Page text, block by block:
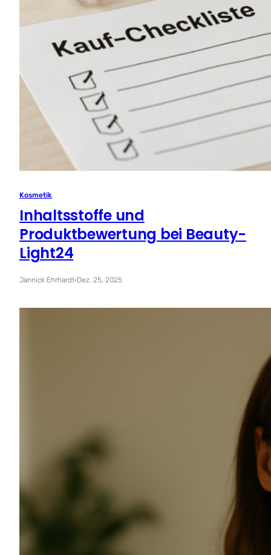
Kosmetik
Inhaltsstoffe und
Produktbewertung bei Beauty-
Light24
Jannick Ehrhardt·Dez. 25, 2025